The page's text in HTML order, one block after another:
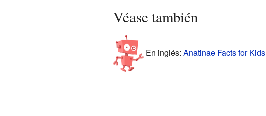
Véase también
En inglés: Anatinae Facts for Kids